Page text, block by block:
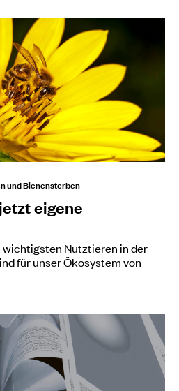
und Bienensterben
eigene
wichtigsten Nutztieren in der
für unser Ökosystem von